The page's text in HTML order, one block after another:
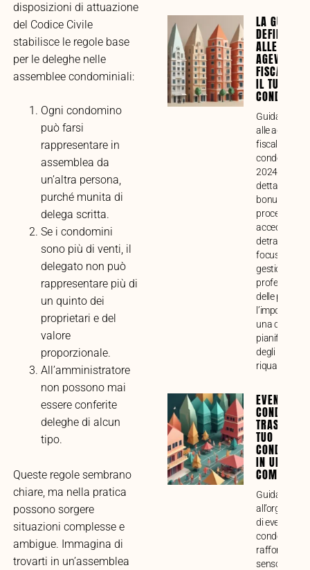
disposizioni di attuazione
del Codice Civile
stabilisce le regole base
per le deleghe nelle
assemblee condominiali:
Ogni condomino
può farsi
rappresentare in
assemblea da
un’altra persona,
purché munita di
delega scritta.
Se i condomini
sono più di venti, il
delegato non può
rappresentare più di
un quinto dei
proprietari e del
valore
proporzionale.
All’amministratore
non possono mai
essere conferite
deleghe di alcun
tipo.
Queste regole sembrano
chiare, ma nella pratica
possono sorgere
situazioni complesse e
ambigue. Immagina di
trovarti in un’assemblea
LA GUIDA
DEFINITIVA
ALLE
FISCALI
IL TUO
Guida
alle
fiscali per
condominiali
2024. Analisi
dettagliata di
bonus,
procedure
accedere alle
detrazioni,
focus sulla
gestione
professionale
delle pratiche
l’importanza
una corretta
degli
EVENTI
TUO
IN UNA
COMUNITÀ
Guida
di eventi
condominiali
rafforzare il
senso di